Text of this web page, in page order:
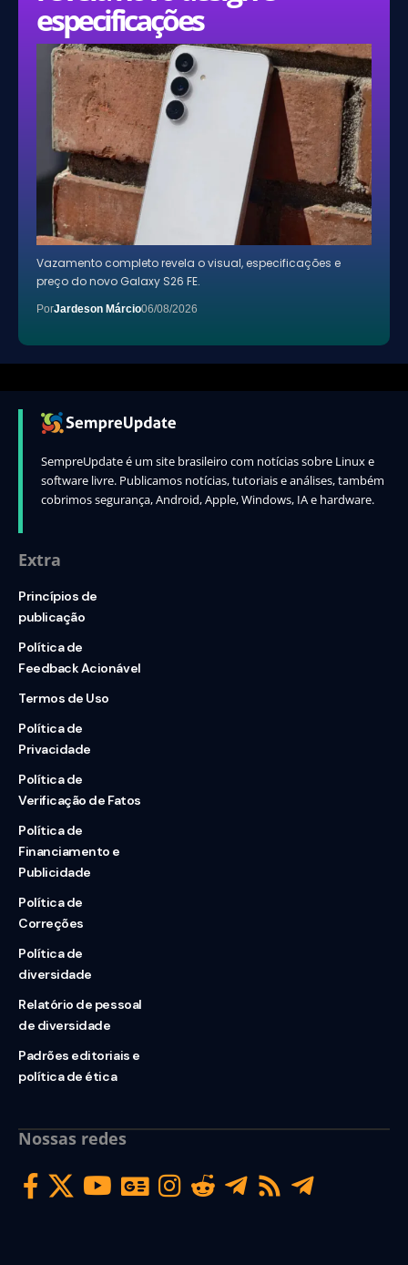
especificações
Vazamento completo revela o visual, especificações e
preço do novo Galaxy S26 FE.
PorJardeson Márcio06/08/2026
SempreUpdate é um site brasileiro com notícias sobre Linux e
software livre. Publicamos notícias, tutoriais e análises, também
cobrimos segurança, Android, Apple, Windows, IA e hardware.
Extra
Princípios de
publicação
Política de
Feedback Acionável
Termos de Uso
Política de
Privacidade
Política de
Verificação de Fatos
Política de
Financiamento e
Publicidade
Política de
Correções
Política de
diversidade
Relatório de pessoal
de diversidade
Padrões editoriais e
política de ética
Nossas redes